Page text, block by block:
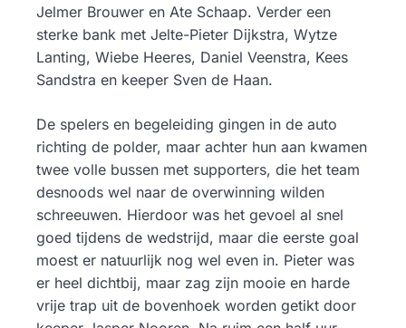
Jelmer Brouwer en Ate Schaap. Verder een
sterke bank met Jelte-Pieter Dijkstra, Wytze
Lanting, Wiebe Heeres, Daniel Veenstra, Kees
Sandstra en keeper Sven de Haan.
De spelers en begeleiding gingen in de auto
richting de polder, maar achter hun aan kwamen
twee volle bussen met supporters, die het team
desnoods wel naar de overwinning wilden
schreeuwen. Hierdoor was het gevoel al snel
goed tijdens de wedstrijd, maar die eerste goal
moest er natuurlijk nog wel even in. Pieter was
er heel dichtbij, maar zag zijn mooie en harde
vrije trap uit de bovenhoek worden getikt door